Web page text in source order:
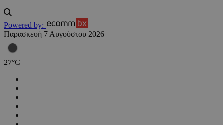
Powered by:
Παρασκευή 7 Αυγούστου 2026
27°C